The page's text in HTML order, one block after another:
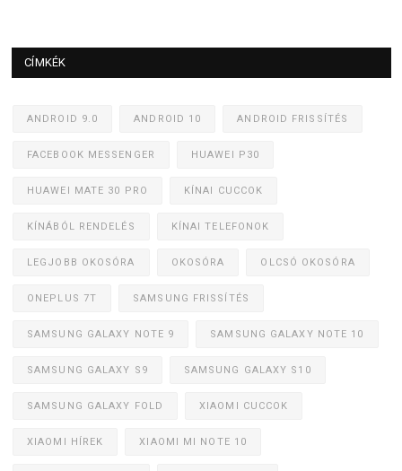
CÍMKÉK
ANDROID 9.0 ANDROID 10 ANDROID FRISSÍTÉS
FACEBOOK MESSENGER HUAWEI P30
HUAWEI MATE 30 PRO KÍNAI CUCCOK
KÍNÁBÓL RENDELÉS KÍNAI TELEFONOK
LEGJOBB OKOSÓRA OKOSÓRA OLCSÓ OKOSÓRA
ONEPLUS 7T SAMSUNG FRISSÍTÉS
SAMSUNG GALAXY NOTE 9 SAMSUNG GALAXY NOTE 10
SAMSUNG GALAXY S9 SAMSUNG GALAXY S10
SAMSUNG GALAXY FOLD XIAOMI CUCCOK
XIAOMI HÍREK XIAOMI MI NOTE 10